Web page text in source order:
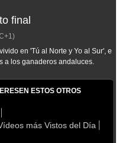
final
en 'Tú al Norte y Yo al Sur', e
a los ganaderos andaluces.
ESTOS OTROS
más Vistos del Día